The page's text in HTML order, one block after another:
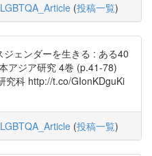
(投稿一覧)
ジェンダーを生きる : ある40
アジア研究 4巻 (p.41-78)
究科 http://t.co/GIonKDguKi
(投稿一覧)